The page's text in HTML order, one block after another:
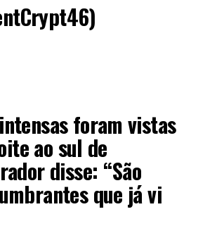
foram vistas
ao sul de
disse: “São
que já vi